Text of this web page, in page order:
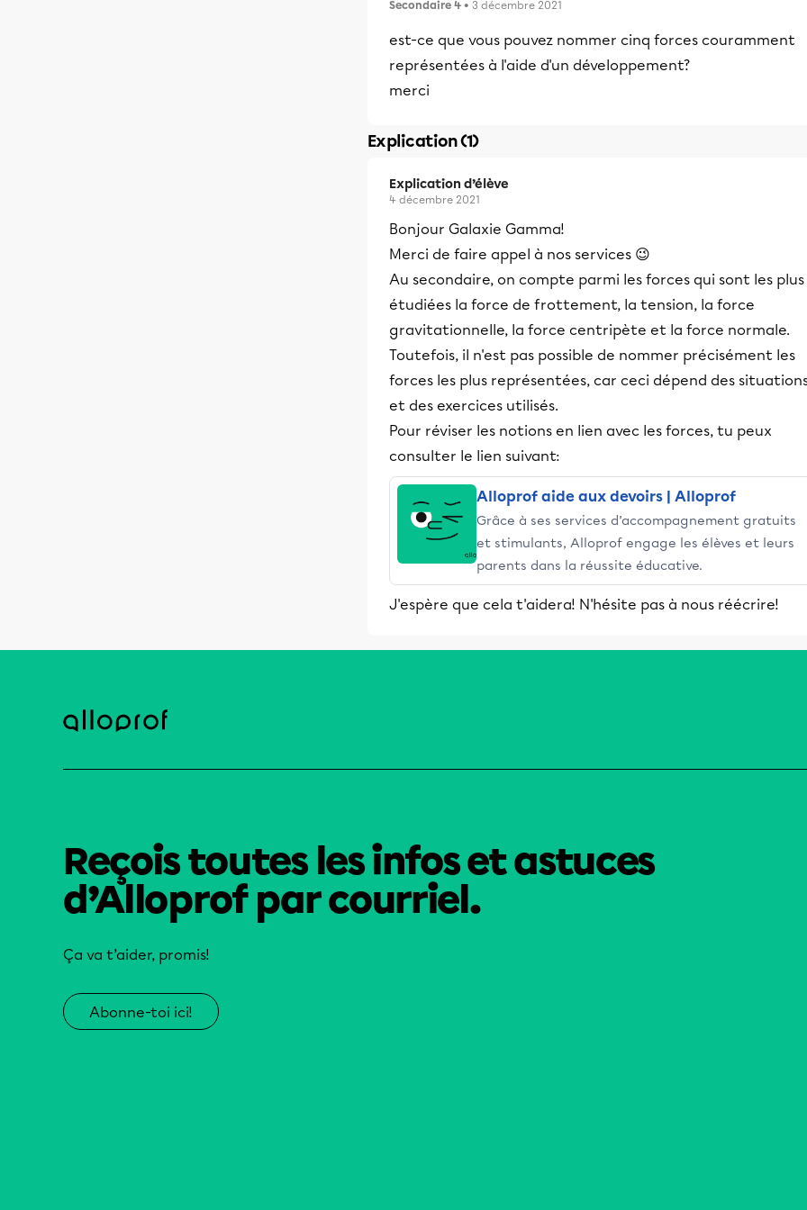
Secondaire 4 • 3 décembre 2021
est-ce que vous pouvez nommer cinq forces couramment
représentées à l'aide d'un développement?
merci
Explication (1)
Explication d’élève
4 décembre 2021
Bonjour Galaxie Gamma!
Merci de faire appel à nos services 😉
Au secondaire, on compte parmi les forces qui sont les plus
étudiées la force de frottement, la tension, la force
gravitationnelle, la force centripète et la force normale.
Toutefois, il n'est pas possible de nommer précisément les
forces les plus représentées, car ceci dépend des
et des exercices utilisés.
Pour réviser les notions en lien avec les forces, tu peux
consulter le lien suivant:
Alloprof aide aux devoirs | Alloprof
Grâce à ses services d’accompagnement gratuits
et stimulants, Alloprof engage les élèves et leurs
parents dans la réussite éducative.
J'espère que cela t'aidera! N'hésite pas à nous réécrire!
Reçois toutes les infos et astuces
d’Alloprof par courriel.
Ça va t’aider, promis!
Abonne-toi ici!